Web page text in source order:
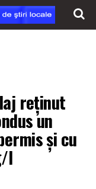
reținut
un
și cu
l